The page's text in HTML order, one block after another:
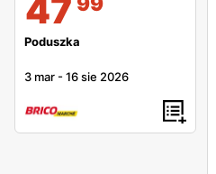
47
Poduszka
3 mar -16 sie 2026